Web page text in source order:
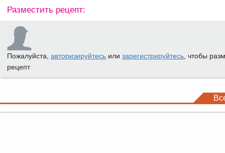
Разместить рецепт:
Пожалуйста, авторизируйтесь или зарегистрируйтесь , чтобы
рецепт